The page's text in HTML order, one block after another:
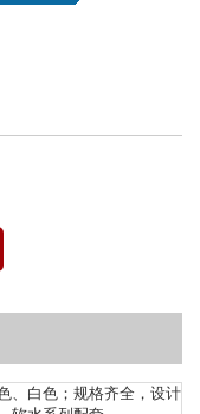
、白色；规格齐全，设计